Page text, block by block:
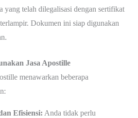
yang telah dilegalisasi dengan sertifikat
Dokumen ini siap digunakan
Jasa Apostille
menawarkan beberapa
Efisiensi: Anda tidak perlu